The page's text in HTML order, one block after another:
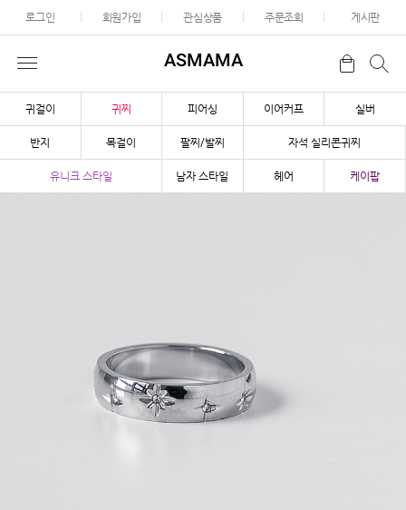
로그인 회원가입 관심상품 주문조회 게시판
ASMAMA
귀걸이 귀찌 피어싱 이어커프 실버
반지 목걸이 팔찌/발찌 자석 실리콘귀찌
유니크 스타일 남자 스타일 헤어 케이팝